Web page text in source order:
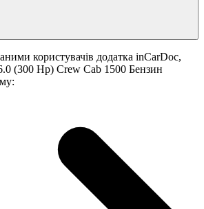
користувачів додатка inCarDoc,
(300 Hp) Crew Cab 1500 Бензин